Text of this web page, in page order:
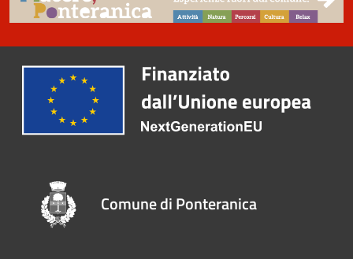
Comune di Ponteranica